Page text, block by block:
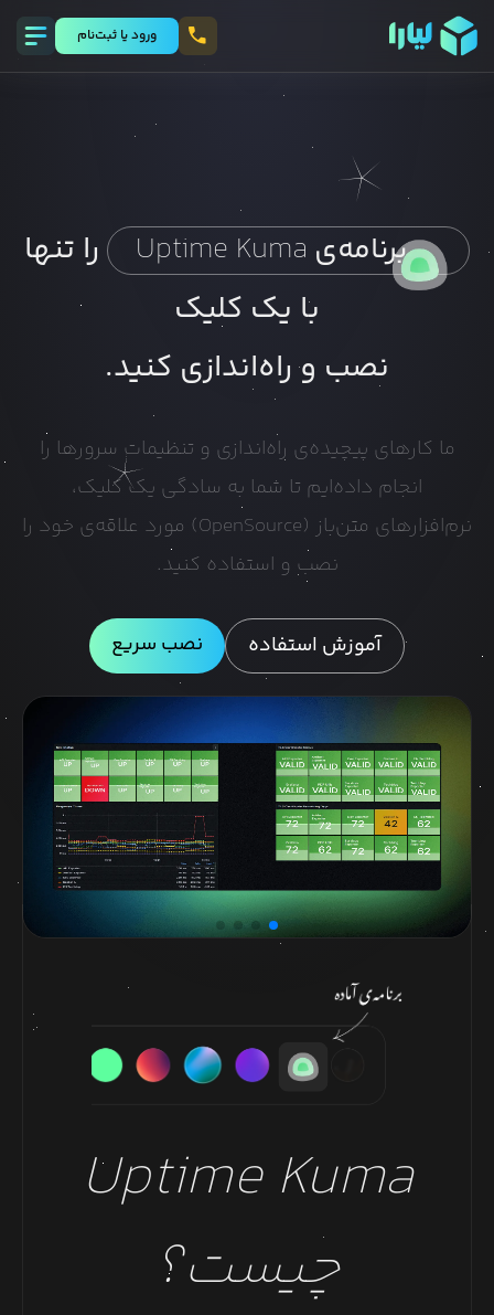
ورود يا ثبت‌نام
برنامه‌ی Uptime Kuma
را تنها
با یک کلیک
نصب و راه‌اندازی کنید.
ما کارهای پیچیده‌ی راه‌اندازی و تنظیمات سرورها را
انجام داده‌ایم تا شما به سادگی یک کلیک،
نرم‌افزارهای متن‌باز (OpenSource) مورد علاقه‌ی خود را
نصب و استفاده کنید.
آموزش استفاده نصب سریع
Uptime Kuma
چیست؟